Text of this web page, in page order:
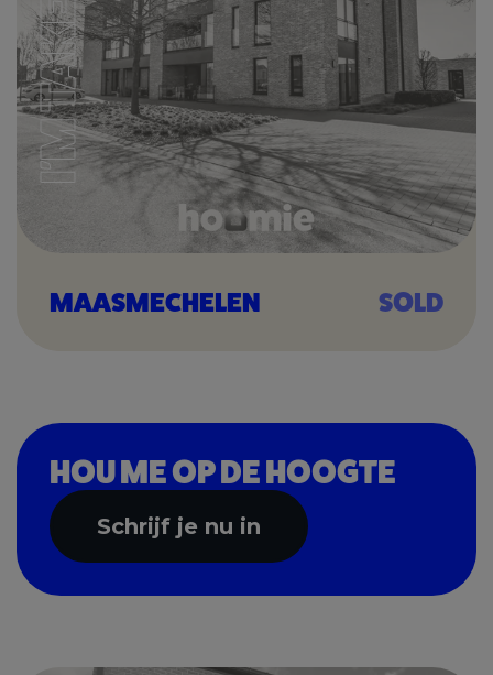
I'M TAKEN
SOLD
MAASMECHELEN
HOU ME OP DE HOOGTE
Schrijf je nu in